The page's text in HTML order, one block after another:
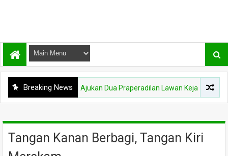
Breaking News
Adriansyah Ajukan Dua Praperadilan Lawan Kejagung dan Polri,
Tangan Kanan Berbagi, Tangan Kiri